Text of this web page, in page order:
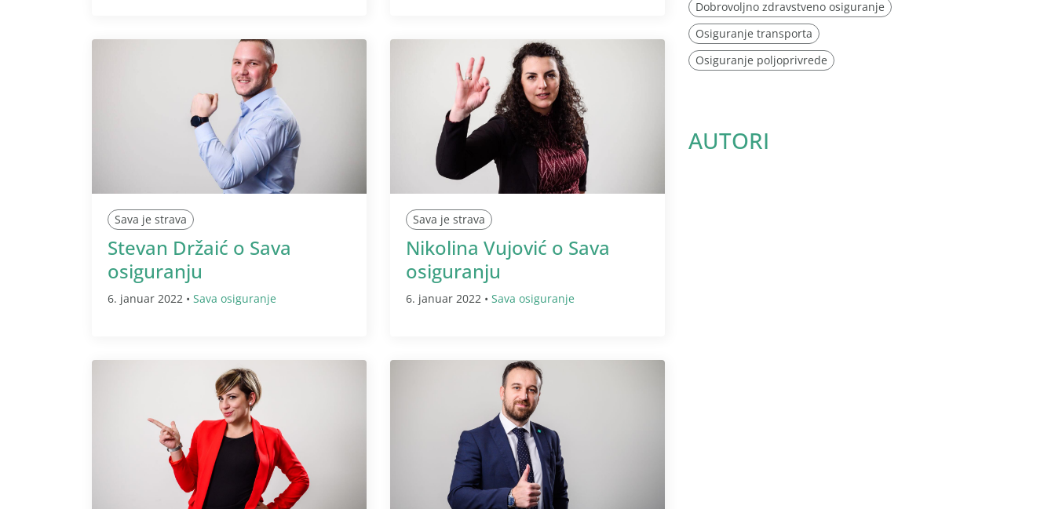
Sava je strava
Stevan Držaić o Sava
osiguranju
6. januar 2022 • Sava osiguranje
Sava je strava
Nikolina Vujović o Sava
osiguranju
6. januar 2022 • Sava osiguranje
Dobrovoljno zdravstveno osiguranje
Osiguranje transporta
Osiguranje poljoprivrede
AUTORI